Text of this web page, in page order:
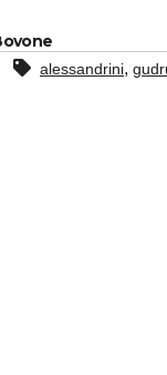
alessandrini,